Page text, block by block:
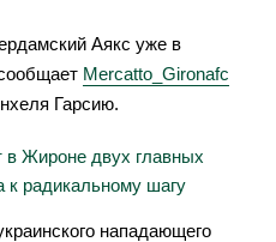
Аякс уже в
Mercatto_Gironafc
Гарсию.
в Жироне двух главных
к радикальному шагу
нападающего